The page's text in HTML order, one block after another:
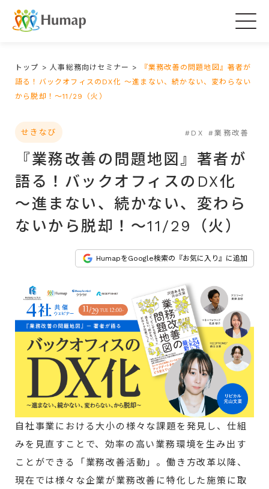
トップ >人事総務向けセミナー >
『業務改善の問題地図』著者が
語る！バックオフィスのDX化 ～進まない、続かない、変わらない
から脱却！～11/29（火）
せきなび #DX #業務改善
『業務改善の問題地図』著者が
語る！バックオフィスのDX化
～進まない、続かない、変わら
ないから脱却！～11/29（火）
HumapをGoogle検索の『お気に入り』に追加
自社事業における大小の様々な課題を発見し、仕組
みを見直すことで、効率の高い業務環境を生み出す
ことができる「業務改善活動」。働き方改革以降、
現在では様々な企業が業務改善に特化した施策に取